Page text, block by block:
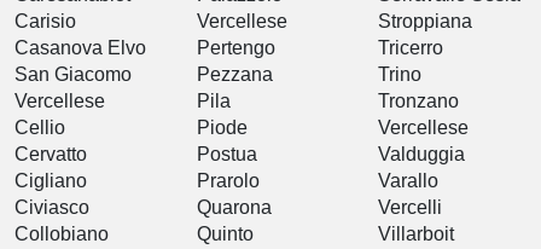
Carisio
Casanova Elvo
San Giacomo
Vercellese
Cellio
Cervatto
Cigliano
Civiasco
Collobiano
Vercellese
Pertengo
Pezzana
Pila
Piode
Postua
Prarolo
Quarona
Quinto
Stroppiana
Tricerro
Trino
Tronzano
Vercellese
Valduggia
Varallo
Vercelli
Villarboit